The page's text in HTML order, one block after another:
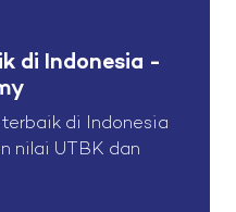
di Indonesia -
terbaik di Indonesia
nilai UTBK dan